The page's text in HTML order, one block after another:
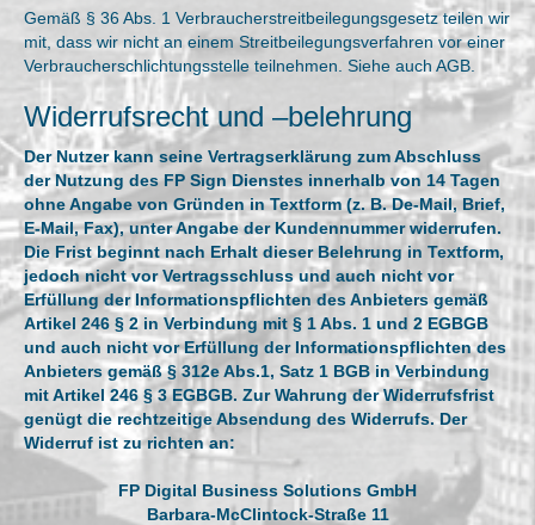
Gemäß § 36 Abs. 1 Verbraucherstreitbeilegungsgesetz teilen wir
mit, dass wir nicht an einem Streitbeilegungsverfahren vor einer
Verbraucherschlichtungsstelle teilnehmen. Siehe auch AGB.
Widerrufsrecht und –belehrung
Der Nutzer kann seine Vertragserklärung zum Abschluss
der Nutzung des FP Sign Dienstes innerhalb von 14 Tagen
ohne Angabe von Gründen in Textform (z. B. De-Mail, Brief,
E-Mail, Fax), unter Angabe der Kundennummer widerrufen.
Die Frist beginnt nach Erhalt dieser Belehrung in Textform,
jedoch nicht vor Vertragsschluss und auch nicht vor
Erfüllung der Informationspflichten des Anbieters gemäß
Artikel 246 § 2 in Verbindung mit § 1 Abs. 1 und 2 EGBGB
und auch nicht vor Erfüllung der Informationspflichten des
Anbieters gemäß § 312e Abs.1, Satz 1 BGB in Verbindung
mit Artikel 246 § 3 EGBGB. Zur Wahrung der Widerrufsfrist
genügt die rechtzeitige Absendung des Widerrufs. Der
Widerruf ist zu richten an:
FP Digital Business Solutions GmbH
Barbara-McClintock-Straße 11